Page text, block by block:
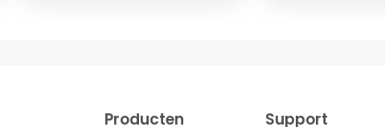
Producten Support